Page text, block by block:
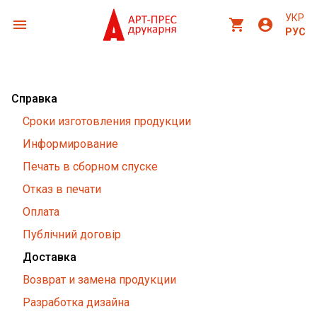
menu shopping_cart account_circle
УКР
РУС
Справка
Сроки изготовления продукции
Информирование
Печать в сборном спуске
Отказ в печати
Оплата
Публічний договір
Доставка
Возврат и замена продукции
Разработка дизайна